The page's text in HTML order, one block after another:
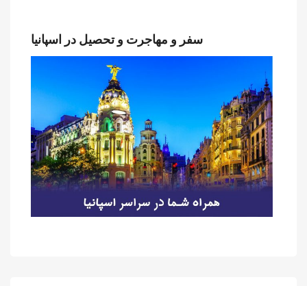
سفر و مهاجرت و تحصیل در اسپانیا